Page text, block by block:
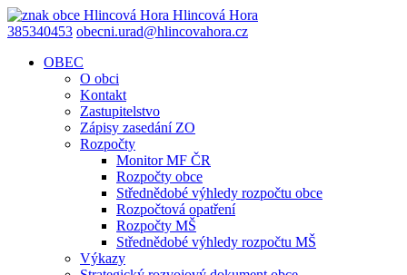
Hlincová Hora
385340453 obecni.urad@hlincovahora.cz
OBEC
O obci
Kontakt
Zastupitelstvo
Zápisy zasedání ZO
Rozpočty
Monitor MF ČR
Rozpočty obce
Střednědobé výhledy rozpočtu obce
Rozpočtová opatření
Rozpočty MŠ
Střednědobé výhledy rozpočtu MŠ
Výkazy